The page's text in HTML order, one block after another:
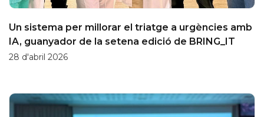
Un sistema per millorar el triatge a urgències amb
IA, guanyador de la setena edició de BRING_IT
28 d'abril 2026